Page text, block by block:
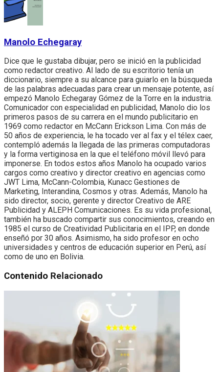
Manolo Echegaray
Dice que le gustaba dibujar, pero se inició en la publicidad
como redactor creativo. Al lado de su escritorio tenía un
diccionario, siempre a su alcance para guiarlo en la búsqueda
de las palabras adecuadas para crear un mensaje potente, así
empezó Manolo Echegaray Gómez de la Torre en la industria.
Comunicador con especialidad en publicidad, Manolo dio los
primeros pasos de su carrera en el mundo publicitario en
1969 como redactor en McCann Erickson Lima. Con más de
50 años de experiencia, le ha tocado ver al fax y el télex caer,
contempló además la llegada de las primeras computadoras
y la forma vertiginosa en la que el teléfono móvil llevó para
imponerse. En todos estos años Manolo ha ocupado varios
cargos como creativo y director creativo en agencias como
JWT Lima, McCann-Colombia, Kunacc Gestiones de
Marketing, Interandina, Cosmos y otras. Además, Manolo ha
sido director, socio, gerente y director Creativo de ARE
Publicidad y ALEPH Comunicaciones. Es su vida profesional,
también ha buscado compartir sus conocimientos, creando en
1985 el curso de Creatividad Publicitaria en el IPP, en donde
enseñó por 30 años. Asimismo, ha sido profesor en ocho
universidades y centros de educación superior en Perú, así
como de uno en Bolivia.
Contenido Relacionado